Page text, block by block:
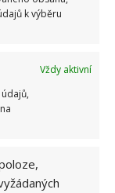
k výběru
Vždy aktivní